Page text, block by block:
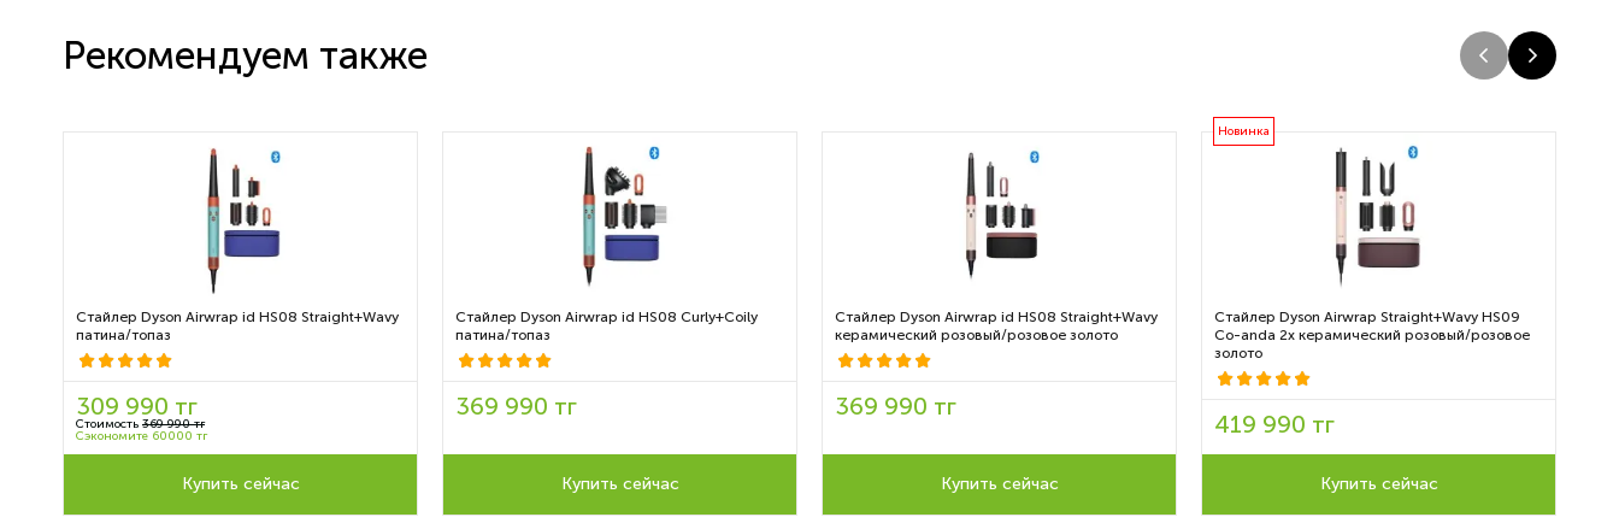
Рекомендуем также
Стайлер Dyson Airwrap id HS08 Straight+Wavy
патина/топаз
309 990 тг
Стоимость 369 990 тг
Сэкономите 60000 тг
Купить сейчас
Стайлер Dyson Airwrap id HS08 Curly+Coily
патина/топаз
369 990 тг
Купить сейчас
Стайлер Dyson Airwrap id HS08 Straight+Wavy
керамический розовый/розовое золото
369 990 тг
Купить сейчас
Новинка
Стайлер Dyson Airwrap Straight+Wavy HS09
Co-anda 2x керамический розовый/розовое
золото
419 990 тг
Купить сейчас